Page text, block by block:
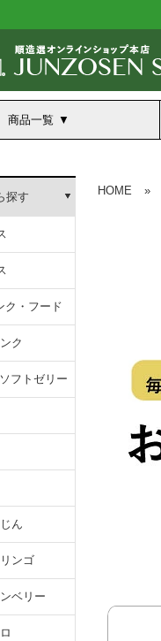
商品一覧
探す
ク・フード
ク
フトゼリー
ん
ンゴ
ベリー
HOME »